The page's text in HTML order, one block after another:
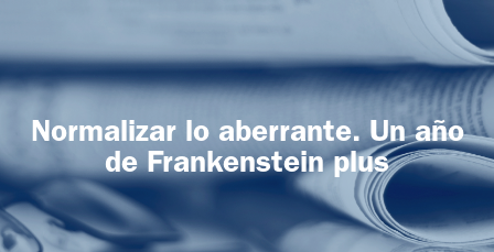
Normalizar lo aberrante. Un año
de Frankenstein plus